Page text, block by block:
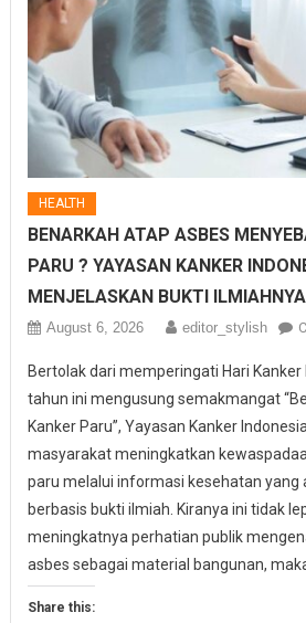
HEALTH
BENARKAH ATAP ASBES
PARU ? YAYASAN KANKER
MENJELASKAN BUKTI ILMIAHNYA
August 6, 2026 editor_stylish
Bertolak dari memperingati Hari Kanker
tahun ini mengusung semakmangat
Kanker Paru”, Yayasan Kanker
masyarakat meningkatkan
paru melalui informasi kesehatan yang
berbasis bukti ilmiah. Kiranya ini tidak
meningkatnya perhatian publik
asbes sebagai material bangunan, maka
Share this: